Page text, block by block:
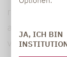
JA, ICH BIN
verdienen.